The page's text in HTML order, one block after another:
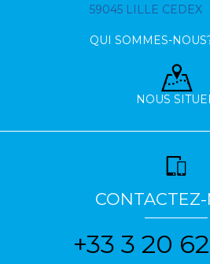
59045 LILLE CEDEX
QUI SOMMES-
NOUS
+33 3 20